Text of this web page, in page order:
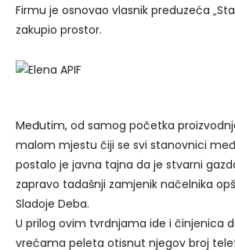
Firmu je osnovao vlasnik preduzeća
zakupio prostor.
Međutim, od samog početka
malom mjestu čiji se svi stanovnici
postalo je javna tajna da je stvarni
zapravo tadašnji zamjenik načelnika
Sladoje Deba.
U prilog ovim tvrdnjama ide i činjenica
vrećama peleta otisnut njegov broj